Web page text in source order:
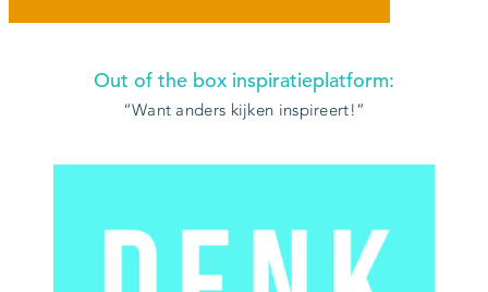
Out of the box inspiratieplatform:
Want anders kijken inspireert!